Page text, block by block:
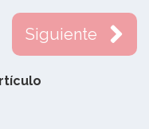
Siguiente